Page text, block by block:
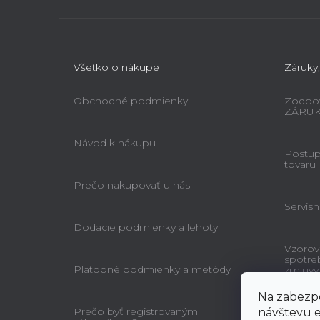
Na
návštevu
Všetko o nákupe
Obchodné podmienky
Návod k nákupu
Prečo nakupovať u nás
Dodacie podmienky a lehoty
Platobné podmienky a metódy
Prečo byť registrovaným
tovaru
zmluvy